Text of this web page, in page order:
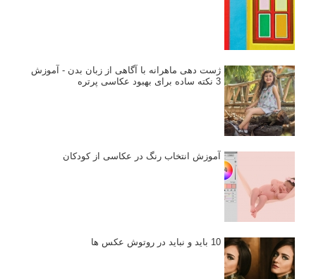
ژست دهی ماهرانه با آگاهی از زبان بدن - آموزش
3 نکته ساده برای بهبود عکاسی پرتره
آموزش انتخاب رنگ در عکاسی از کودکان
10 باید و نباید در روتوش عکس ها